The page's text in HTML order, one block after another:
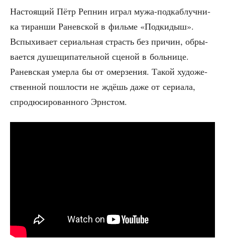
Насто­я­щий Пётр Реп­нин играл мужа-под­каб­луч­ни­
ка тиран­ши Ранев­ской в филь­ме «Под­ки­дыш».
Вспы­хи­ва­ет сери­аль­ная страсть без при­чин, обры­
ва­ет­ся душе­щи­па­тель­ной сце­ной в боль­ни­це.
Ранев­ская умер­ла бы от омер­зе­ния. Такой худо­же­
ствен­ной пош­ло­сти не ждёшь даже от сери­а­ла,
спро­дю­си­ро­ван­но­го Эрнстом.